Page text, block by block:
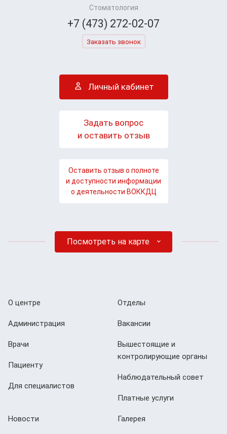
Стоматология
+7 (473) 272-02-07
Заказать звонок
Личный кабинет
Задать вопрос
и оставить отзыв
Оставить отзыв о полноте
и доступности информации
о деятельности ВОККДЦ
Посмотреть на карте
О центре
Администрация
Врачи
Пациенту
Для специалистов
Отделы
Вакансии
Вышестоящие и
контролирующие органы
Наблюдательный совет
Платные услуги
Новости Галерея